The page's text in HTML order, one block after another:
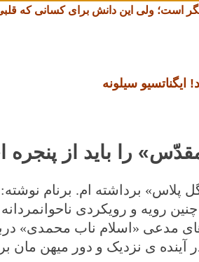
است؛ ولی این دانش برای کسانی
ایگناتسیو سیلونه
را باید از
پلاس» برداشته ام. برنام
رویه و رویکردی
مدعی «اسلام ناب محمدی»
آینده ی نزدیک و دور میهن مان